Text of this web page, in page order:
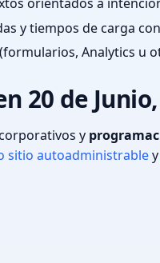
y tiempos de carga
Analytics u
20 de
y
sitio autoadministrabley